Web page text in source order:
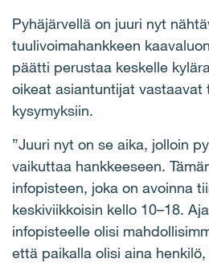
Pyhäjärvellä on juuri nyt
tuulivoimahankkeen
päätti perustaa keskelle
oikeat asiantuntijat vastaavat
kysymyksiin.
”Juuri nyt on se aika, jolloin
vaikuttaa hankkeeseen.
infopisteen, joka on avoinna
keskiviikkoisin kello 10–18.
infopisteelle olisi
että paikalla olisi aina